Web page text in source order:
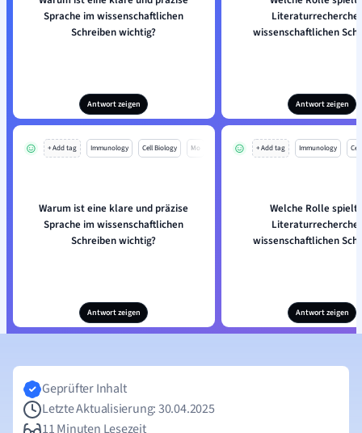
Sprache im wissenschaftlichen
Schreiben wichtig?
Antwort zeigen
Literaturrecherche
wissenschaftlichen
Antwort zeigen
+ Add tag Immunology Cell Biology Mo
Warum ist eine klare und präzise
Sprache im wissenschaftlichen
Schreiben wichtig?
Antwort zeigen
+ Add tag Immunology
Welche Rolle spielt
Literaturrecherche
wissenschaftlichen
Antwort zeigen
Geprüfter Inhalt
Letzte Aktualisierung: 30.04.2025
11 Minuten Lesezeit